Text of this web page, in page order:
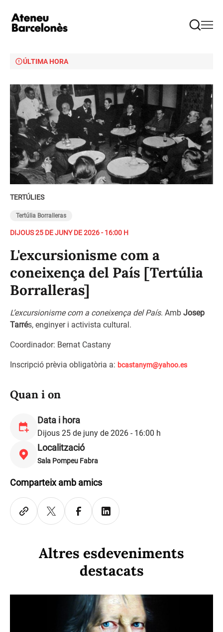
ÚLTIMA HORA
TERTÚLIES
Tertúlia Borralleras
DIJOUS 25 DE JUNY DE 2026 - 16:00 H
L'excursionisme com a
coneixença del País [Tertúlia
Borralleras]
L’excursionisme com a coneixença del País. Amb Josep
Tarrés, enginyer i activista cultural.
Coordinador: Bernat Castany
Inscripció prèvia obligatòria a: bcastanym@yahoo.es
Quan i on
Data i hora
Dijous 25 de juny de 2026 - 16:00 h
Localització
Sala Pompeu Fabra
Comparteix amb amics
Altres esdeveniments
destacats